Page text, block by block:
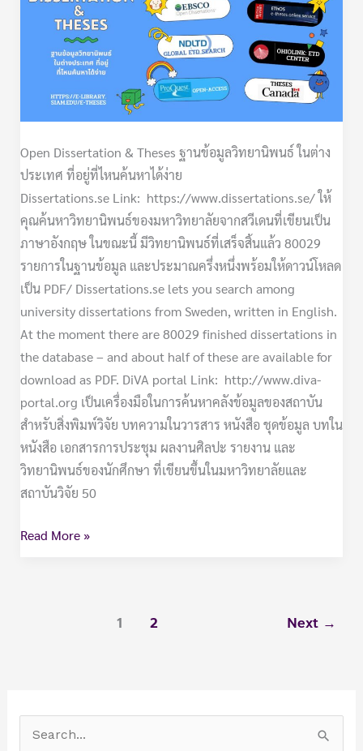
Open Dissertation & Theses ฐานข้อมูลวิทยานิพนธ์ ในต่าง
ประเทศ ที่อยู่ที่ไหนค้นหาได้ง่าย
Dissertations.se Link: https://www.dissertations.se/ ให้
คุณค้นหาวิทยานิพนธ์ของมหาวิทยาลัยจากสวีเดนที่เขียนเป็น
ภาษาอังกฤษ ในขณะนี้ มีวิทยานิพนธ์ที่เสร็จสิ้นแล้ว 80029
รายการในฐานข้อมูล และประมาณครึ่งหนึ่งพร้อมให้ดาวน์โหลด
เป็น PDF/ Dissertations.se lets you search among
university dissertations from Sweden, written in English.
At the moment there are 80029 finished dissertations in
the database – and about half of these are available for
download as PDF. DiVA portal Link: http://www.diva-
portal.org เป็นเครื่องมือในการค้นหาคลังข้อมูลของสถาบัน
สำหรับสิ่งพิมพ์วิจัย บทความในวารสาร หนังสือ ชุดข้อมูล บทใน
หนังสือ เอกสารการประชุม ผลงานศิลปะ รายงาน และ
วิทยานิพนธ์ของนักศึกษา ที่เขียนขึ้นในมหาวิทยาลัยและ
สถาบันวิจัย 50
Read More »
1 2 Next →